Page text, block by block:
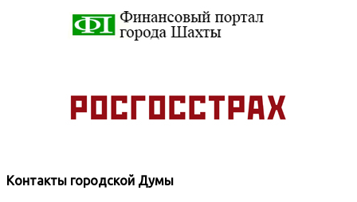
Контакты городской Думы